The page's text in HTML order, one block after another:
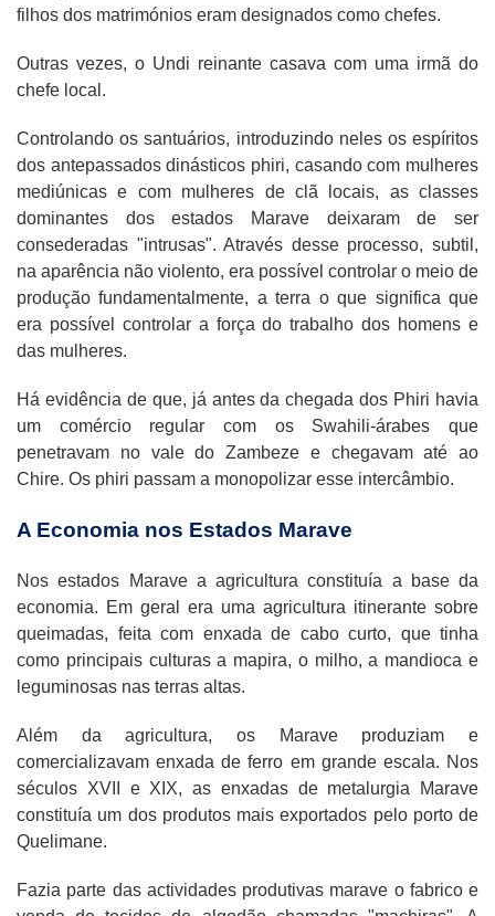
filhos dos matrimónios eram designados como chefes.
Outras vezes, o Undi reinante casava com uma irmã do
chefe local.
Controlando os santuários, introduzindo neles os espíritos
dos antepassados dinásticos phiri, casando com mulheres
mediúnicas e com mulheres de clã locais, as classes
dominantes dos estados Marave deixaram de ser
consederadas "intrusas". Através desse processo, subtil,
na aparência não violento, era possível controlar o meio de
produção fundamentalmente, a terra o que significa que
era possível controlar a força do trabalho dos homens e
das mulheres.
Há evidência de que, já antes da chegada dos Phiri havia
um comércio regular com os Swahili-árabes que
penetravam no vale do Zambeze e chegavam até ao
Chire. Os phiri passam a monopolizar esse intercâmbio.
A Economia nos Estados Marave
Nos estados Marave a agricultura constituía a base da
economia. Em geral era uma agricultura itinerante sobre
queimadas, feita com enxada de cabo curto, que tinha
como principais culturas a mapira, o milho, a mandioca e
leguminosas nas terras altas.
Além da agricultura, os Marave produziam e
comercializavam enxada de ferro em grande escala. Nos
séculos XVII e XIX, as enxadas de metalurgia Marave
constituía um dos produtos mais exportados pelo porto de
Quelimane.
Fazia parte das actividades produtivas marave o fabrico e